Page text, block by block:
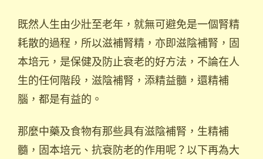
既然人生由少壯至老年，就無可避免是一個腎精
耗散的過程，所以滋補腎精，亦即滋陰補腎，固
本培元，是保健及防止衰老的好方法，不論在人
生的任何階段，滋陰補腎，添精益髓，還精補
腦，都是有益的。
那麼中藥及食物有那些具有滋陰補腎，生精補
髓，固本培元、抗衰防老的作用呢？以下再為大